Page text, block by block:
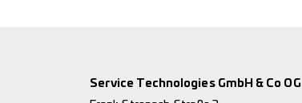
Service Technologies GmbH & Co OG